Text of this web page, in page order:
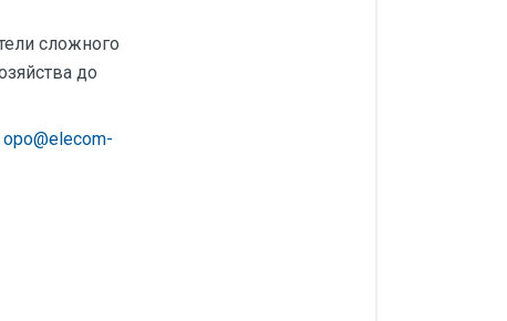
сложного
до
opo@elecom-